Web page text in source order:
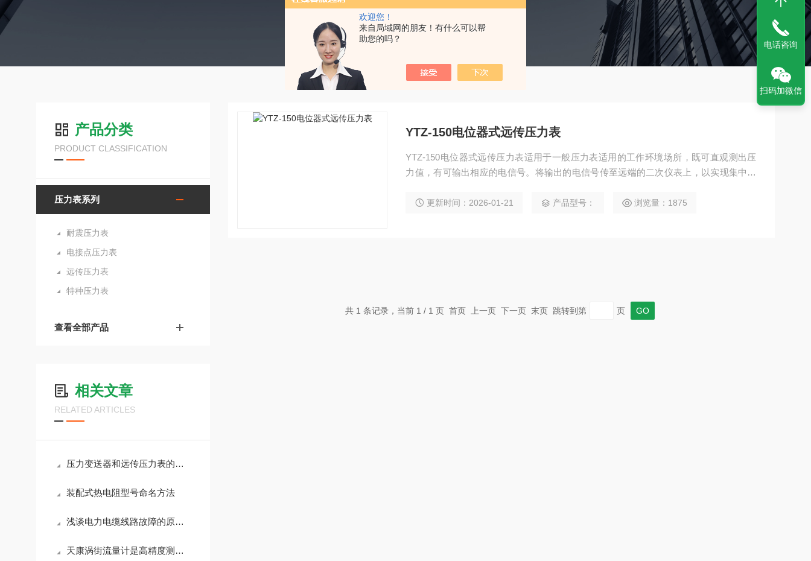
欢迎您！
来自局域网的朋友！有什么可以帮
助您的吗？
产品分类
PRODUCT CLASSIFICATION
压力表系列
耐震压力表
电接点压力表
远传压力表
特种压力表
查看全部产品
相关文章
RELATED ARTICLES
压力变送器和远传压力表的区别
装配式热电阻型号命名方法
浅谈电力电缆线路故障的原因及对策
天康涡街流量计是高精度测量的可靠之选
YTZ-150电位器式远传压力表
YTZ-150电位器式远传压力表适用于一般压力表适用的工作环境场所，既可直观测出压
力值，有可输出相应的电信号。将输出的电信号传至远端的二次仪表上，以实现集中检
更新时间：2026-01-21 产品型号： 浏览量：1875
共 1 条记录，当前 1 / 1 页 首页 上一页 下一页 末页 跳转到第 页
电话咨询
扫码加微信